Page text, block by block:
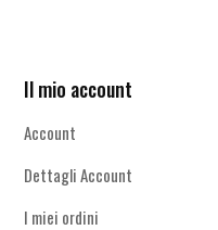
Il mio account
Account
Dettagli Account
I miei ordini